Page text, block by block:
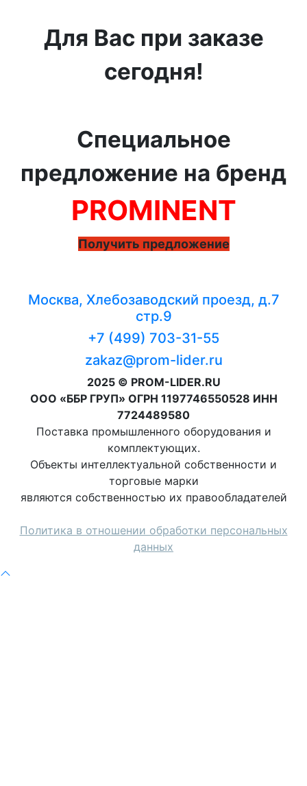
Для Вас при заказе
сегодня!
Специальное
предложение на бренд
PROMINENT
Получить предложение
Москва, Хлебозаводский проезд, д.7
стр.9
+7 (499) 703-31-55
zakaz@prom-lider.ru
2025 © PROM-LIDER.RU
ООО «ББР ГРУП» ОГРН 1197746550528 ИНН
7724489580
Поставка промышленного оборудования и
комплектующих.
Объекты интеллектуальной собственности и
торговые марки
являются собственностью их правообладателей
Политика в отношении обработки персональных
данных